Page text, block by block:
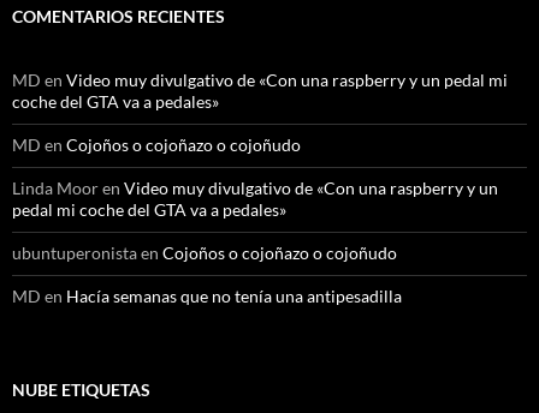
COMENTARIOS RECIENTES
MD en Video muy divulgativo de «Con una raspberry y un pedal mi
coche del GTA va a pedales»
MD en Cojoños o cojoñazo o cojoñudo
Linda Mooren Video muy divulgativo de «Con una raspberry y un
pedal mi coche del GTA va a pedales»
ubuntuperonistaen Cojoños o cojoñazo o cojoñudo
MD en Hacía semanas que no tenía una antipesadilla
NUBE ETIQUETAS